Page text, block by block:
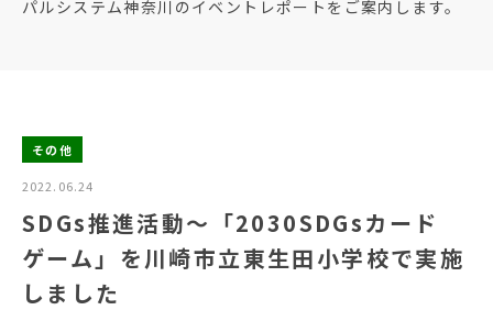
パルシステム神奈川のイベントレポートをご案内します。
その他
2022.06.24
SDGs推進活動～「2030SDGsカード
ゲーム」を川崎市立東生田小学校で実施
しました